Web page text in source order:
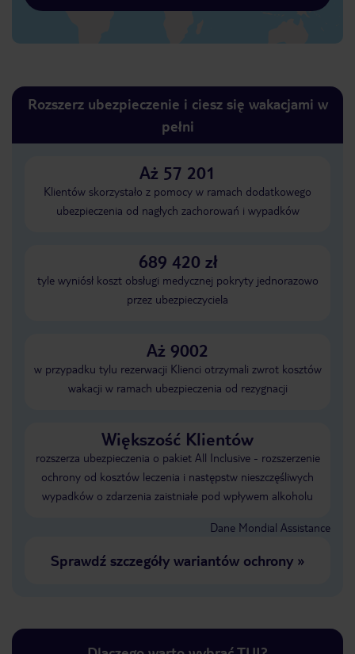
Rozszerz ubezpieczenie i ciesz się wakacjami w
pełni
Aż 57 201
Klientów skorzystało z pomocy w ramach dodatkowego
ubezpieczenia od nagłych zachorowań i wypadków
689 420 zł
tyle wyniósł koszt obsługi medycznej pokryty jednorazowo
przez ubezpieczyciela
Aż 9002
w przypadku tylu rezerwacji Klienci otrzymali zwrot kosztów
wakacji w ramach ubezpieczenia od rezygnacji
Większość Klientów
rozszerza ubezpieczenia o pakiet All Inclusive - rozszerzenie
ochrony od kosztów leczenia i następstw nieszczęśliwych
wypadków o zdarzenia zaistniałe pod wpływem alkoholu
Dane Mondial Assistance
Sprawdź szczegóły wariantów ochrony»